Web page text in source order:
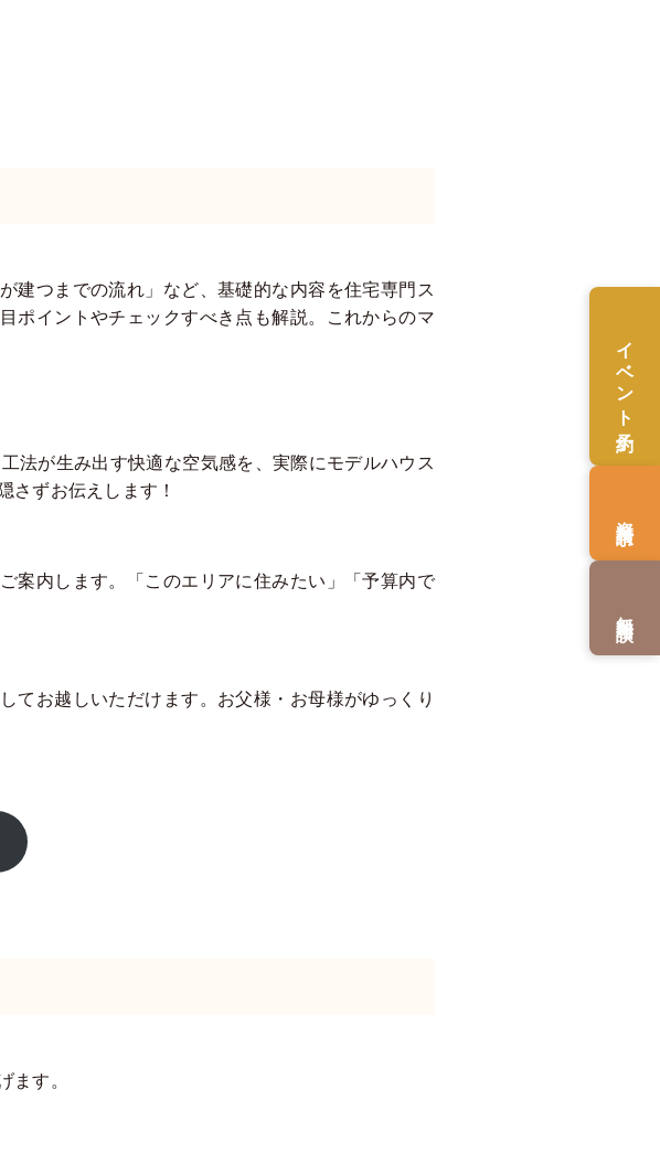
建つまでの流れ」など、基礎的な内容を住宅専門ス
ポイントやチェックすべき点も解説。これからのマ
法が生み出す快適な空気感を、実際にモデルハウス
さずお伝えします！
案内します。「このエリアに住みたい」「予算内で
てお越しいただけます。お父様・お母様がゆっくり
ます。
イベント予約